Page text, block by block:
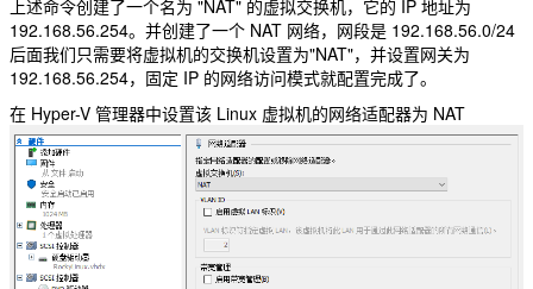
上述命令创建了一个名为 "NAT" 的虚拟交换机，它的 IP 地址为
192.168.56.254。并创建了一个 NAT 网络，网段是 192.168.56.0/24
后面我们只需要将虚拟机的交换机设置为"NAT"，并设置网关为
192.168.56.254，固定 IP 的网络访问模式就配置完成了。
在 Hyper-V 管理器中设置该 Linux 虚拟机的网络适配器为 NAT